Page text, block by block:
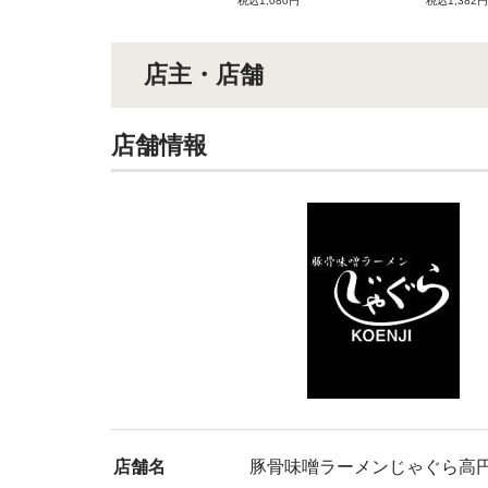
店主・店舗
店舗情報
店舗名 豚骨味噌ラーメンじゃぐら高